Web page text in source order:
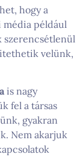
hogy a
média például
szerencsétlenül
velünk,
is nagy
fel a társas
gyakran
Nem akarjuk